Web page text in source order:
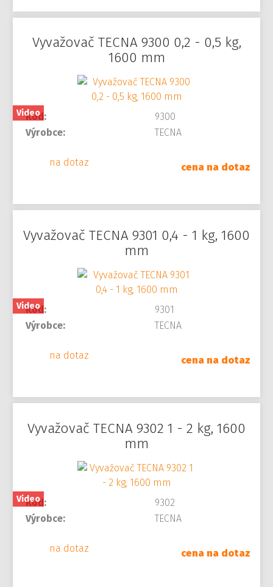
Vyvažovač TECNA 9300 0,2 - 0,5 kg,
1600 mm
Video
Kód:
9300
Výrobce:
TECNA
na dotaz cena na dotaz
Vyvažovač TECNA 9301 0,4 - 1 kg, 1600
mm
Video
Kód:
9301
Výrobce:
TECNA
na dotaz cena na dotaz
Vyvažovač TECNA 9302 1 - 2 kg, 1600
mm
Video
Kód:
9302
Výrobce:
TECNA
na dotaz cena na dotaz